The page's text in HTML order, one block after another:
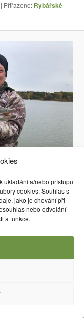
ukládání a/nebo přístupu
cookies. Souhlas s
jako je chování při
nebo odvolání
a funkce.
| Přiřazeno: Rybářské